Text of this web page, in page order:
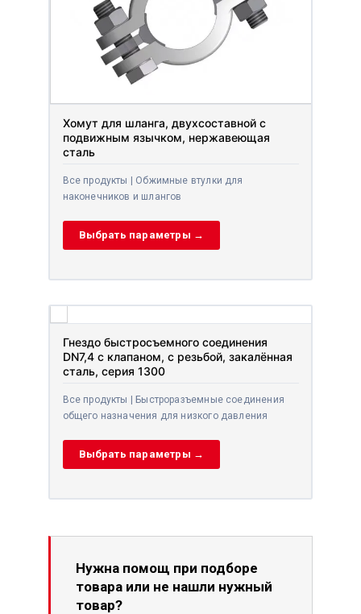
Хомут для шланга, двухсоставной с
подвижным язычком, нержавеющая
сталь
Все продукты | Обжимные втулки для
наконечников и шлангов
Выбрать параметры →
Гнездо быстросъемного соединения
DN7,4 с клапаном, с резьбой, закалённая
сталь, серия 1300
Все продукты | Быстроразъемные соединения
общего назначения для низкого давления
Выбрать параметры →
Нужна помощ при подборе
товара или не нашли нужный
товар?